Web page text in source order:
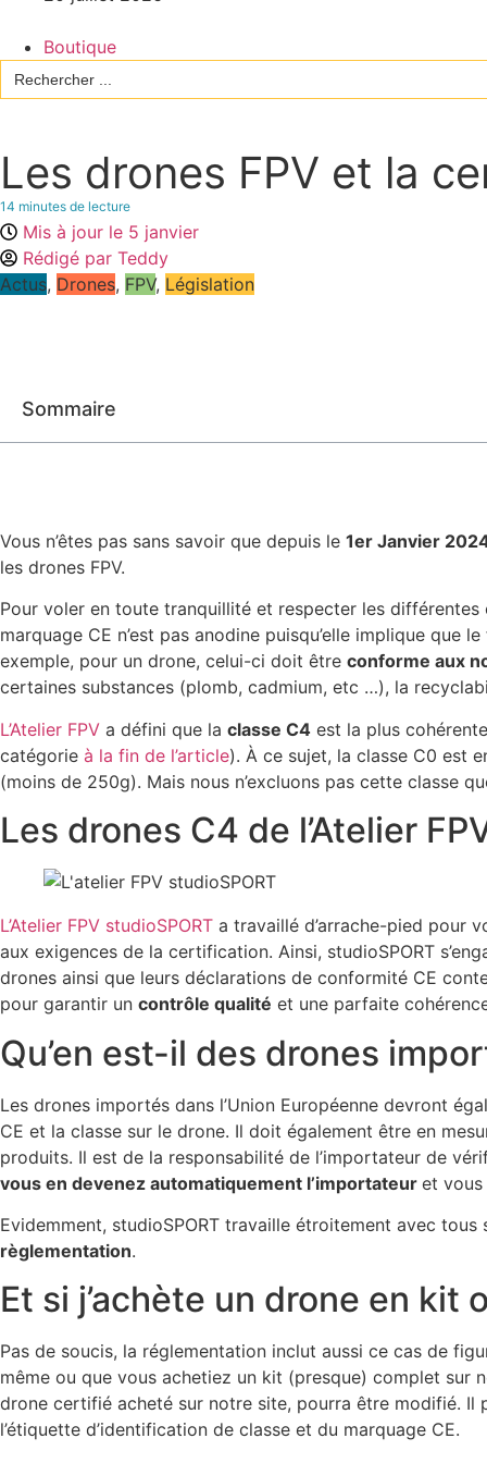
Boutique
Search
for:
Les drones FPV et la
14 minutes de lecture
Mis à jour le 5 janvier
Rédigé par Teddy
Actus, Drones, FPV, Législation
Sommaire
Vous n’êtes pas sans savoir que depuis le 1er Janvier
les drones FPV.
Pour voler en toute tranquillité et respecter les
marquage CE n’est pas anodine puisqu’elle implique
exemple, pour un drone, celui-ci doit être conforme aux
certaines substances (plomb, cadmium, etc …), la
L’Atelier FPV a défini que la classe C4 est la plus
catégorie à la fin de l’article). À ce sujet, la classe C0 est
(moins de 250g). Mais nous n’excluons pas cette classe
Les drones C4 de l’Atelier
L’Atelier FPV studioSPORT a travaillé d’arrache-pied pour
aux exigences de la certification. Ainsi, studioSPORT
drones ainsi que leurs déclarations de conformité CE
pour garantir un contrôle qualité et une parfaite
Qu’en est-il des drones
Les drones importés dans l’Union Européenne devront
CE et la classe sur le drone. Il doit également être en
produits. Il est de la responsabilité de l’importateur de
vous en devenez automatiquement l’importateur et vous
Evidemment, studioSPORT travaille étroitement avec
règlementation.
Et si j’achète un drone en
Pas de soucis, la réglementation inclut aussi ce cas de
même ou que vous achetiez un kit (presque) complet sur
drone certifié acheté sur notre site, pourra être modifié.
l’étiquette d’identification de classe et du marquage CE.